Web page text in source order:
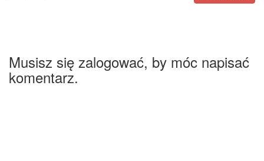
Musisz się zalogować, by móc napisać
komentarz.